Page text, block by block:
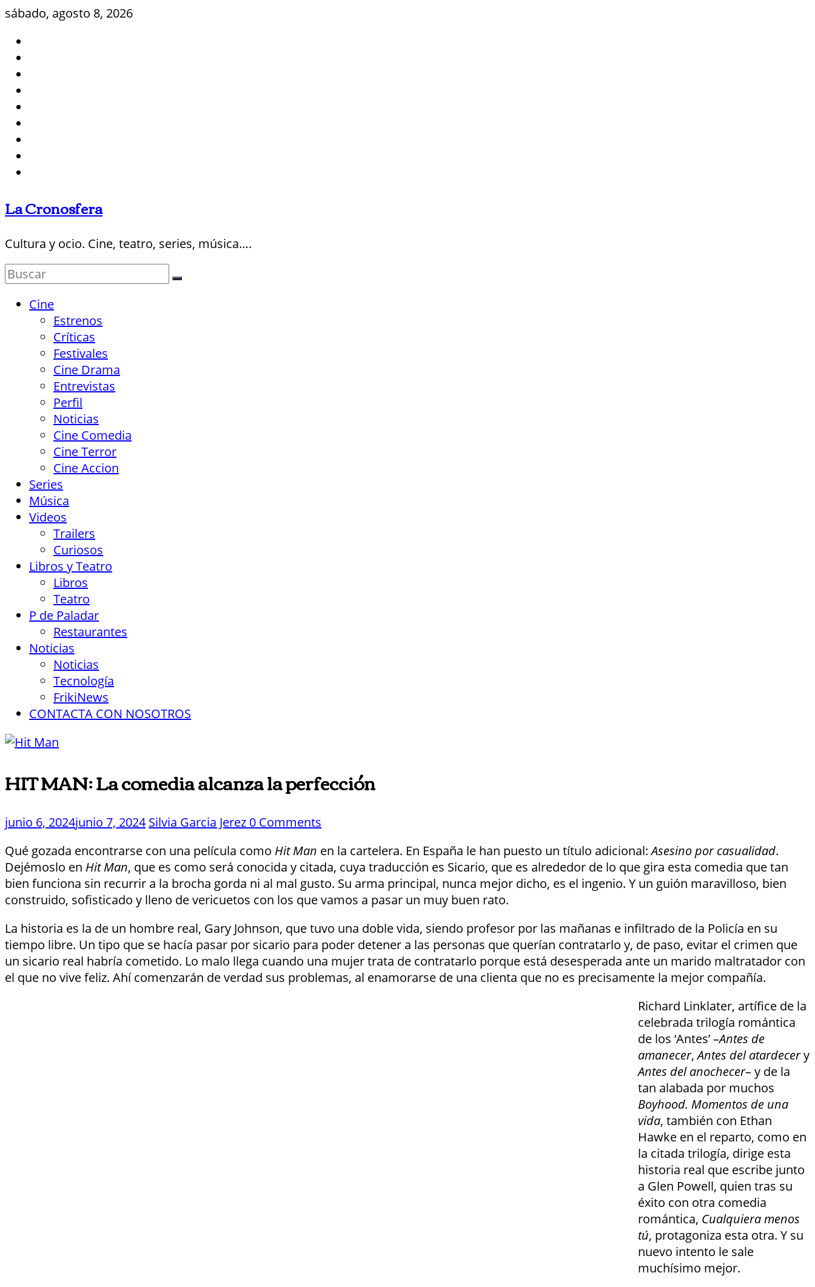
Saltar
contenido
sábado, agosto 8, 2026
La Cronosfera
Cultura y ocio. Cine, teatro, series, música….
Cine
Estrenos
Críticas
Festivales
Cine Drama
Entrevistas
Perfil
Noticias
Cine Comedia
Cine Terror
Cine Accion
Series
Música
Videos
Trailers
Curiosos
Libros y Teatro
Libros
Teatro
P de Paladar
Restaurantes
Noticias
Noticias
Tecnología
FrikiNews
CONTACTA CON NOSOTROS
HIT MAN: La comedia alcanza la perfección
junio 6, 2024junio 7, 2024 Silvia Garcia Jerez 0 Comments
Qué gozada encontrarse con una película como Hit Man en la cartelera. En España le han puesto un título adicional:Asesino por casualidad.
Dejémoslo en Hit Man, que es como será conocida y citada, cuya traducción es Sicario, que es alrededor de lo que gira esta comedia que tan
bien funciona sin recurrir a la brocha gorda ni al mal gusto. Su arma principal, nunca mejor dicho, es el ingenio. Y un guión maravilloso, bien
construido, sofisticado y lleno de vericuetos con los que vamos a pasar un muy buen rato.
La historia es la de un hombre real, Gary Johnson, que tuvo una doble vida, siendo profesor por las mañanas e infiltrado de la Policía en su
tiempo libre. Un tipo que se hacía pasar por sicario para poder detener a las personas que querían contratarlo y, de paso, evitar el crimen que
un sicario real habría cometido. Lo malo llega cuando una mujer trata de contratarlo porque está desesperada ante un marido maltratador con
el que no vive feliz. Ahí comenzarán de verdad sus problemas, al enamorarse de una clienta que no es precisamente la mejor compañía.
Richard Linklater, artífice de la
celebrada trilogía romántica
de los ‘Antes’ –Antes de
amanecer,Antes del atardecery
Antes del anochecer– y de la
tan alabada por muchos
Boyhood. Momentos de una
vida, también con Ethan
Hawke en el reparto, como en
la citada trilogía, dirige esta
historia real que escribe junto
a Glen Powell, quien tras su
éxito con otra comedia
romántica, Cualquiera menos
tú, protagoniza esta otra. Y su
nuevo intento le sale
muchísimo mejor.